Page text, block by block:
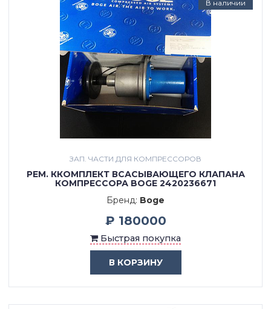
В наличии
ЗАП. ЧАСТИ ДЛЯ КОМПРЕССОРОВ
РЕМ. ККОМПЛЕКТ ВСАСЫВАЮЩЕГО КЛАПАНА
КОМПРЕССОРА BOGE 2420236671
Бренд: Boge
₽ 180000
Быстрая покупка
В КОРЗИНУ